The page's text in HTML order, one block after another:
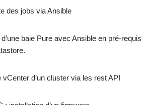
des jobs via Ansible
baie Pure avec Ansible en pré-requis
d’un cluster via les rest API